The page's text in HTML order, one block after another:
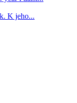
K jeho...